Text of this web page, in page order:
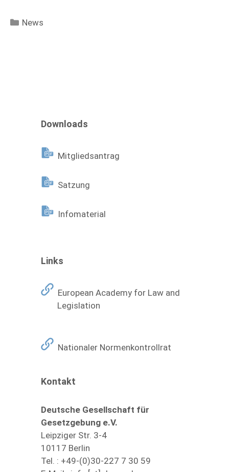
Kategorien
News
Downloads
Mitgliedsantrag
Satzung
Infomaterial
Links
European Academy for Law and
Legislation
Nationaler Normenkontrollrat
Kontakt
Deutsche Gesellschaft für
Gesetzgebung e.V.
Leipziger Str. 3-4
10117 Berlin
Tel. : +49-(0)30-227 7 30 59